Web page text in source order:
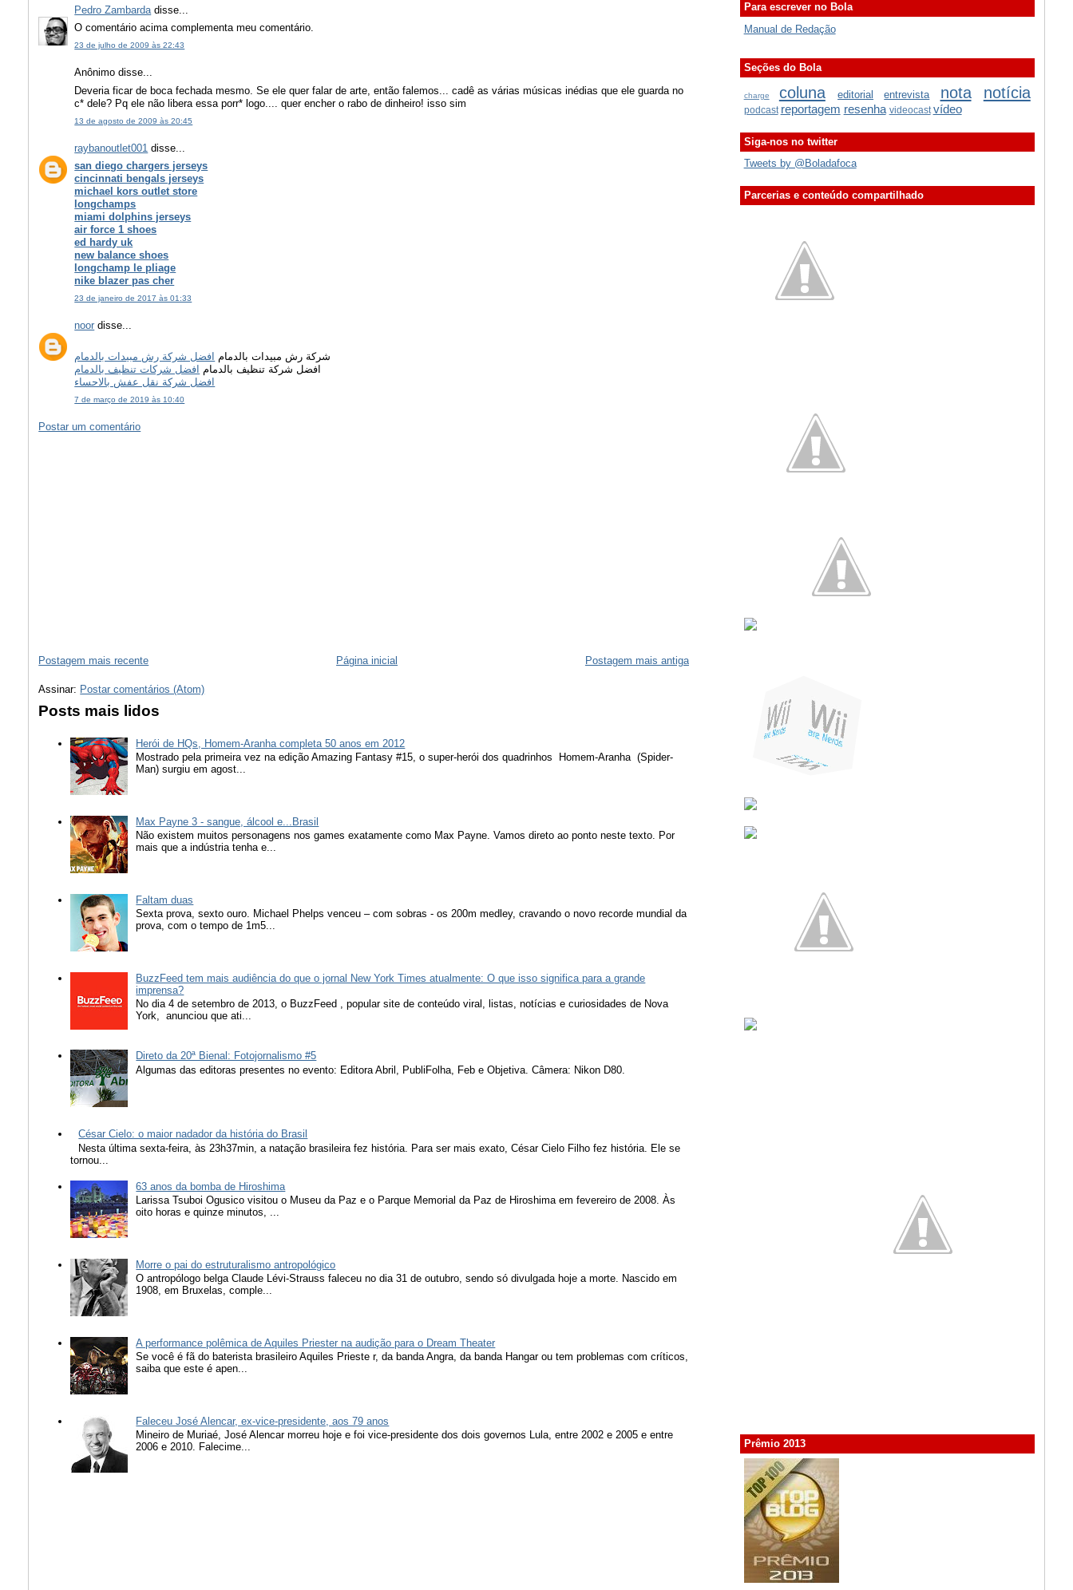
Pedro Zambarda disse...
O comentário acima complementa meu comentário.
23 de julho de 2009 às 22:43
Anônimo disse...
Deveria ficar de boca fechada mesmo. Se ele quer falar de arte, então falemos... cadê as várias músicas inédias que ele guarda no
c* dele? Pq ele não libera essa porr* logo.... quer encher o rabo de dinheiro! isso sim
13 de agosto de 2009 às 20:45
raybanoutlet001 disse...
san diego chargers jerseys
cincinnati bengals jerseys
michael kors outlet store
longchamps
miami dolphins jerseys
air force 1 shoes
ed hardy uk
new balance shoes
longchamp le pliage
nike blazer pas cher
23 de janeiro de 2017 às 01:33
noor disse...
شركة رش مبيدات بالدمام افضل شركة رش مبيدات بالدمام
افضل شركة تنظيف بالدمام افضل شركات تنظيف بالدمام
افضل شركة نقل عفش بالاحساء
7 de março de 2019 às 10:40
Postar um comentário
Postagem mais recente Postagem mais antiga
Página inicial
Assinar: Postar comentários (Atom)
Posts mais lidos
Herói de HQs, Homem-Aranha completa 50 anos em 2012
Mostrado pela primeira vez na edição Amazing Fantasy #15, o super-herói dos quadrinhos Homem-Aranha (Spider-
Man) surgiu em agost...
Max Payne 3 - sangue, álcool e...Brasil
Não existem muitos personagens nos games exatamente como Max Payne. Vamos direto ao ponto neste texto. Por
mais que a indústria tenha e...
Faltam duas
Sexta prova, sexto ouro. Michael Phelps venceu – com sobras - os 200m medley, cravando o novo recorde mundial da
prova, com o tempo de 1m5...
BuzzFeed tem mais audiência do que o jornal New York Times atualmente: O que isso significa para a grande
imprensa?
No dia 4 de setembro de 2013, o BuzzFeed , popular site de conteúdo viral, listas, notícias e curiosidades de Nova
York, anunciou que ati...
Direto da 20ª Bienal: Fotojornalismo #5
Algumas das editoras presentes no evento: Editora Abril, PubliFolha, Feb e Objetiva. Câmera: Nikon D80.
César Cielo: o maior nadador da história do Brasil
Nesta última sexta-feira, às 23h37min, a natação brasileira fez história. Para ser mais exato, César Cielo Filho fez história. Ele se
tornou...
63 anos da bomba de Hiroshima
Larissa Tsuboi Ogusico visitou o Museu da Paz e o Parque Memorial da Paz de Hiroshima em fevereiro de 2008. Às
oito horas e quinze minutos, ...
Morre o pai do estruturalismo antropológico
O antropólogo belga Claude Lévi-Strauss faleceu no dia 31 de outubro, sendo só divulgada hoje a morte. Nascido em
1908, em Bruxelas, comple...
A performance polêmica de Aquiles Priester na audição para o Dream Theater
Se você é fã do baterista brasileiro Aquiles Prieste r, da banda Angra, da banda Hangar ou tem problemas com críticos,
saiba que este é apen...
Faleceu José Alencar, ex-vice-presidente, aos 79 anos
Mineiro de Muriaé, José Alencar morreu hoje e foi vice-presidente dos dois governos Lula, entre 2002 e 2005 e entre
2006 e 2010. Falecime...
Para escrever no Bola
Manual de Redação
Seções do Bola
charge coluna editorial entrevista nota notícia
podcast reportagem resenha videocast vídeo
Siga-nos no twitter
Tweets by @Boladafoca
Parcerias e conteúdo compartilhado
Prêmio 2013